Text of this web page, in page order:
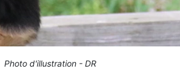
Photo d'illustration - DR